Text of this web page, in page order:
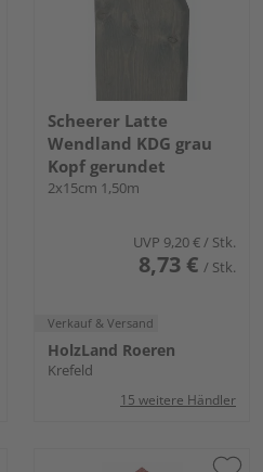
Scheerer Latte
Wendland KDG grau
Kopf gerundet
2x15cm 1,50m
UVP 9,20 €/ Stk.
8,73 € / Stk.
Verkauf & Versand
HolzLand Roeren
Krefeld
15 weitere Händler